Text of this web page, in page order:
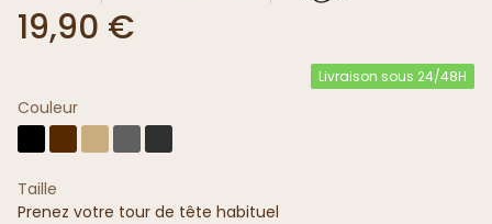
19,90 €
Livraison sous 24/48H
Couleur
Taille
Prenez votre tour de tête habituel